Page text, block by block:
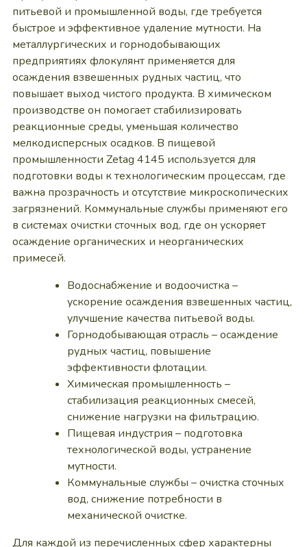
питьевой и промышленной воды, где требуется
быстрое и эффективное удаление мутности. На
металлургических и горнодобывающих
предприятиях флокулянт применяется для
осаждения взвешенных рудных частиц, что
повышает выход чистого продукта. В химическом
производстве он помогает стабилизировать
реакционные среды, уменьшая количество
мелкодисперсных осадков. В пищевой
промышленности Zetag 4145 используется для
подготовки воды к технологическим процессам, где
важна прозрачность и отсутствие микроскопических
загрязнений. Коммунальные службы применяют его
в системах очистки сточных вод, где он ускоряет
осаждение органических и неорганических
примесей.
Водоснабжение и водоочистка –
ускорение осаждения взвешенных частиц,
улучшение качества питьевой воды.
Горнодобывающая отрасль – осаждение
рудных частиц, повышение
эффективности флотации.
Химическая промышленность –
стабилизация реакционных смесей,
снижение нагрузки на фильтрацию.
Пищевая индустрия – подготовка
технологической воды, устранение
мутности.
Коммунальные службы – очистка сточных
вод, снижение потребности в
механической очистке.
Для каждой из перечисленных сфер характерны